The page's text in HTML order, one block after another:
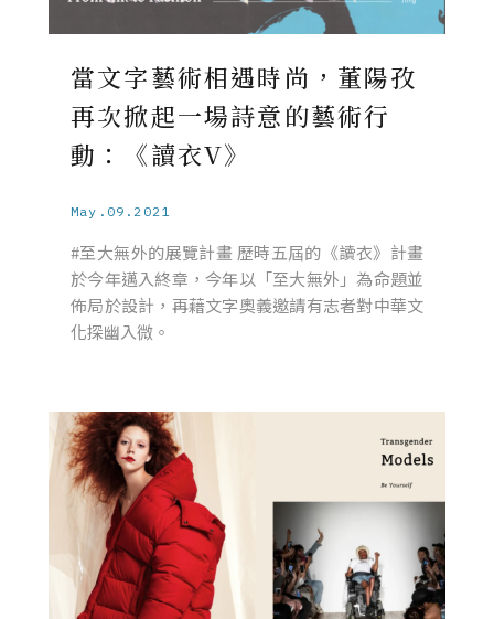
當文字藝術相遇時尚，董陽孜
再次掀起一場詩意的藝術行
動：《讀衣V》
May.09.2021
#至大無外的展覽計畫 歷時五屆的《讀衣》計畫
於今年邁入終章，今年以「至大無外」為命題並
佈局於設計，再藉文字奧義邀請有志者對中華文
化探幽入微。